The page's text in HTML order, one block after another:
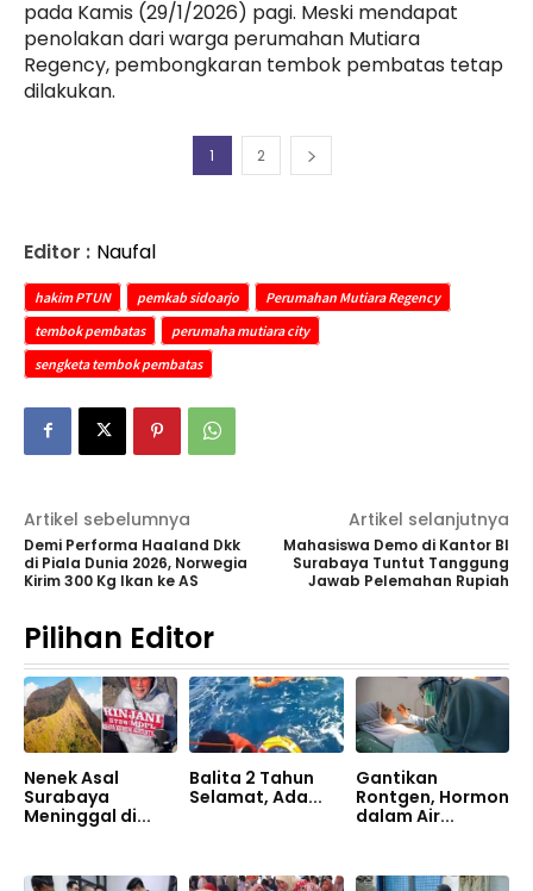
pada Kamis (29/1/2026) pagi. Meski mendapat
penolakan dari warga perumahan Mutiara
Regency, pembongkaran tembok pembatas tetap
dilakukan.
1 2
Editor : Naufal
hakim PTUN pemkab sidoarjo
Perumahan Mutiara Regency
tembok pembatas
perumaha mutiara city
sengketa tembok pembatas
Artikel sebelumnya
Demi Performa Haaland Dkk
di Piala Dunia 2026, Norwegia
Kirim 300 Kg Ikan ke AS
Artikel selanjutnya
Mahasiswa Demo di Kantor BI
Surabaya Tuntut Tanggung
Jawab Pelemahan Rupiah
Pilihan Editor
Nenek Asal
Surabaya
Meninggal di...
Balita 2 Tahun
Selamat, Ada...
Gantikan
Rontgen, Hormon
dalam Air...